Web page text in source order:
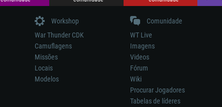
Workshop
War Thunder CDK
Camuflagens
Missões
Locais
Modelos
Comunidade
WT Live
Imagens
Videos
Fórum
Wiki
Procurar Jogadores
Tabelas de líderes